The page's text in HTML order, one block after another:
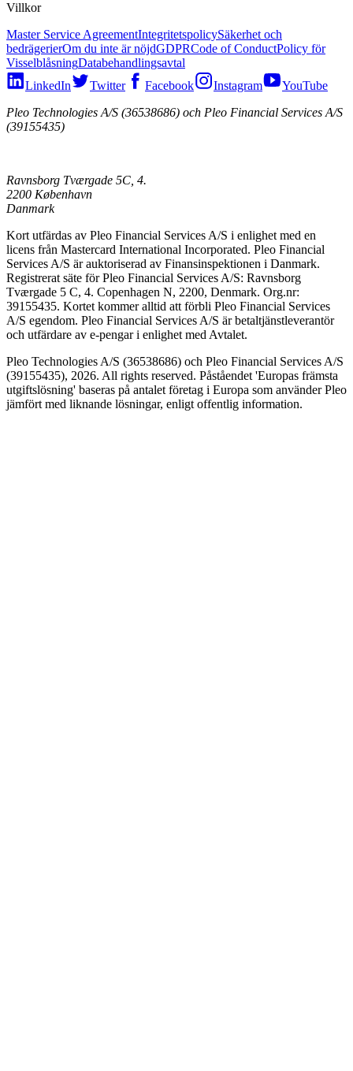
Villkor
Master Service AgreementIntegritetspolicySäkerhet och
bedrägerierOm du inte är nöjdGDPRCode of ConductPolicy för
VisselblåsningDatabehandlingsavtal
LinkedIn
Twitter Facebook Instagram
YouTube
Pleo Technologies A/S (36538686) och Pleo Financial Services A/S
(39155435)
Ravnsborg Tværgade 5C, 4.
2200 København
Danmark
Kort utfärdas av Pleo Financial Services A/S i enlighet med en
licens från Mastercard International Incorporated. Pleo Financial
Services A/S är auktoriserad av Finansinspektionen i Danmark.
Registrerat säte för Pleo Financial Services A/S: Ravnsborg
Tværgade 5 C, 4. Copenhagen N, 2200, Denmark. Org.nr:
39155435. Kortet kommer alltid att förbli Pleo Financial Services
A/S egendom. Pleo Financial Services A/S är betaltjänstleverantör
och utfärdare av e-pengar i enlighet med Avtalet.
Pleo Technologies A/S (36538686) och Pleo Financial Services A/S
(39155435), 2026. All rights reserved. Påståendet 'Europas främsta
utgiftslösning' baseras på antalet företag i Europa som använder Pleo
jämfört med liknande lösningar, enligt offentlig information.